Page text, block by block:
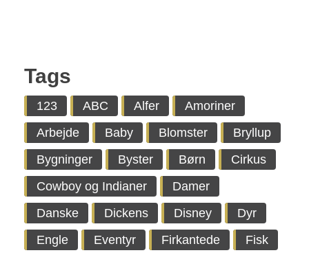
Tags
123 ABC Alfer
Amoriner
Arbejde
Baby Blomster
Bryllup
Bygninger
Byster Børn
Cirkus
Cowboy og Indianer
Damer
Danske
Dickens Disney
Dyr
Engle
Eventyr Firkantede
Fisk